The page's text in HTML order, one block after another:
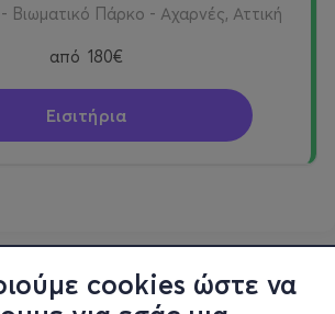
cookies ώστε να
Βιωματικό Πάρκο - Αχαρνές, Αττική
από 180€
Εισιτήρια